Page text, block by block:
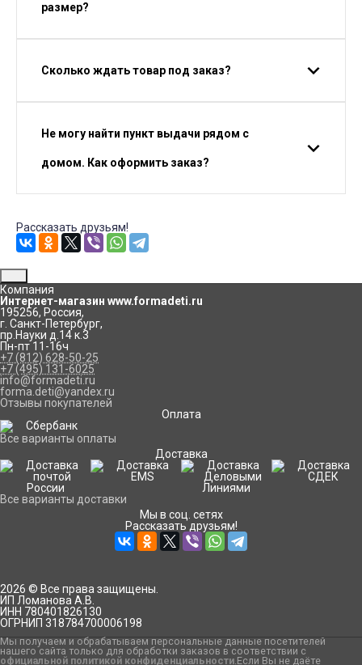
размер?
Сколько ждать товар под заказ?
Не могу найти пункт выдачи рядом с
домом. Как оформить заказ?
Рассказать друзьям!
Компания
Интернет-магазин www.formadeti.ru
195256, Россия,
г. Санкт-Петербург,
пр.Науки д.14 к.3
Пн-пт 11-16ч
+7 (812) 628-50-25
+7 (495) 131-6025
info@formadeti.ru
forma.deti@yandex.ru
Отзывы покупателей
Оплата
Все варианты оплаты
Доставка
Все варианты доставки
Мы в соц. сетях
Рассказать друзьям!
2026 © Все права защищены.
ИП Ломанова А.В.
ИНН 780401826130
ОГРНИП 318784700006198
Мы получаем и обрабатываем персональные данные посетителей
нашего сайта только для обработки заказов в соответствии с
официальной политикой конфиденциальности.Если Вы не даёте